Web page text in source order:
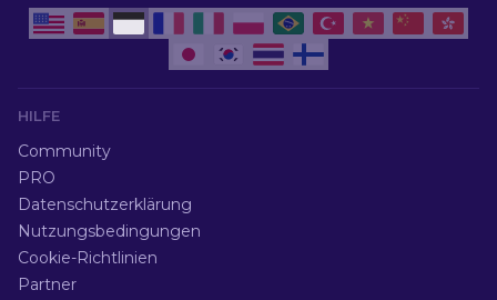
HILFE
Community
PRO
Datenschutzerklärung
Nutzungsbedingungen
Cookie-Richtlinien
Partner